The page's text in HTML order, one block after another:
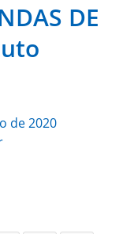
DE
de 2020